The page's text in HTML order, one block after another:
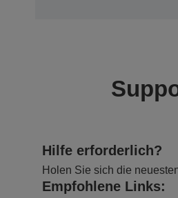
Hilfe erforderlich?
Holen Sie sich die
Empfohlene Links: